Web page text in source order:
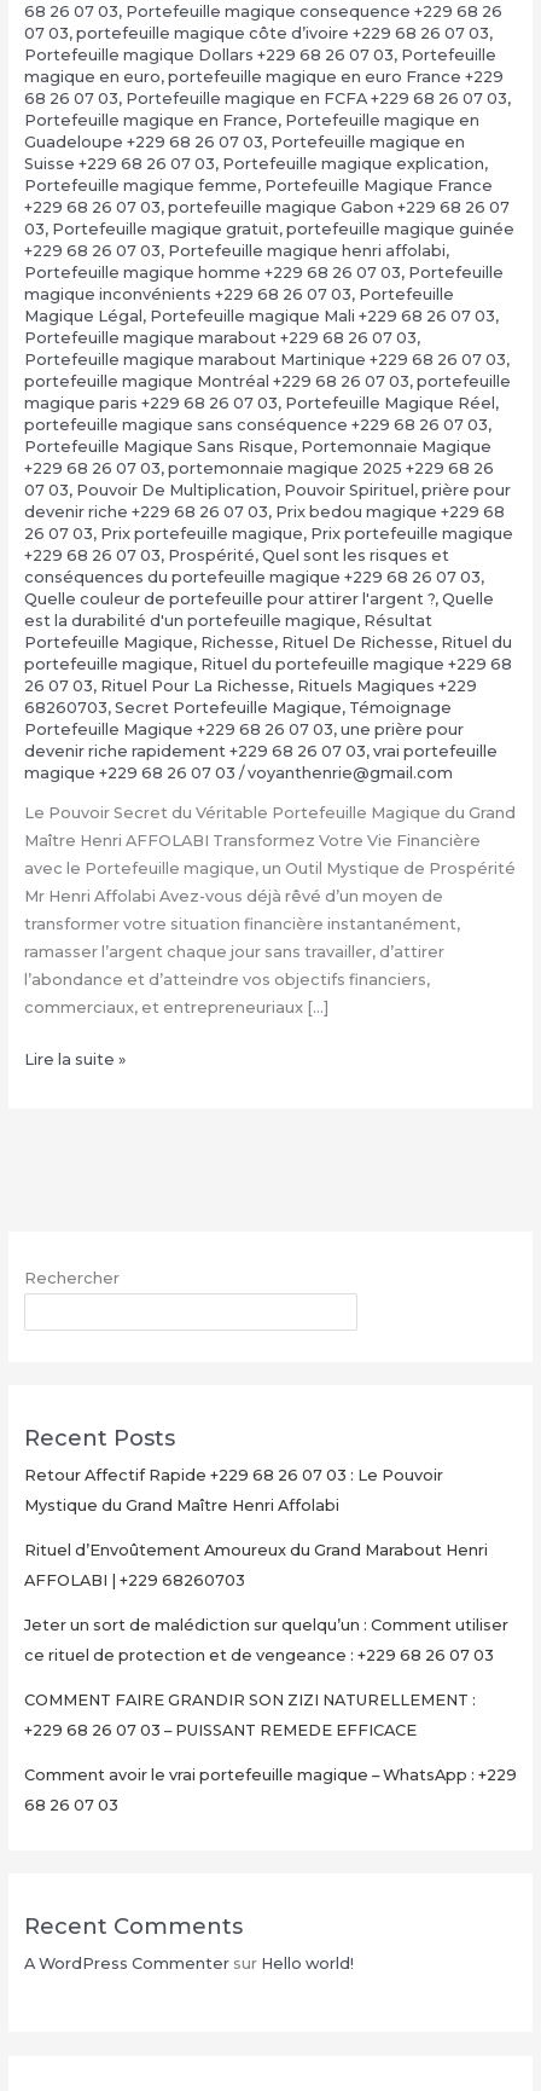
68 26 07 03, Portefeuille magique consequence +229 68 26
07 03, portefeuille magique côte d’ivoire +229 68 26 07 03,
Portefeuille magique Dollars +229 68 26 07 03, Portefeuille
magique en euro, portefeuille magique en euro France +229
68 26 07 03, Portefeuille magique en FCFA +229 68 26 07 03,
Portefeuille magique en France, Portefeuille magique en
Guadeloupe +229 68 26 07 03, Portefeuille magique en
Suisse +229 68 26 07 03, Portefeuille magique explication,
Portefeuille magique femme, Portefeuille Magique France
+229 68 26 07 03, portefeuille magique Gabon +229 68 26 07
03, Portefeuille magique gratuit, portefeuille magique guinée
+229 68 26 07 03, Portefeuille magique henri affolabi,
Portefeuille magique homme +229 68 26 07 03, Portefeuille
magique inconvénients +229 68 26 07 03, Portefeuille
Magique Légal, Portefeuille magique Mali +229 68 26 07 03,
Portefeuille magique marabout +229 68 26 07 03,
Portefeuille magique marabout Martinique +229 68 26 07 03,
portefeuille magique Montréal +229 68 26 07 03, portefeuille
magique paris +229 68 26 07 03, Portefeuille Magique Réel,
portefeuille magique sans conséquence +229 68 26 07 03,
Portefeuille Magique Sans Risque, Portemonnaie Magique
+229 68 26 07 03, portemonnaie magique 2025 +229 68 26
07 03, Pouvoir De Multiplication, Pouvoir Spirituel, prière pour
devenir riche +229 68 26 07 03, Prix bedou magique +229 68
26 07 03, Prix portefeuille magique, Prix portefeuille magique
+229 68 26 07 03, Prospérité, Quel sont les risques et
conséquences du portefeuille magique +229 68 26 07 03,
Quelle couleur de portefeuille pour attirer l'argent ?, Quelle
est la durabilité d'un portefeuille magique, Résultat
Portefeuille Magique, Richesse, Rituel De Richesse, Rituel du
portefeuille magique, Rituel du portefeuille magique +229 68
26 07 03, Rituel Pour La Richesse, Rituels Magiques +229
68260703, Secret Portefeuille Magique, Témoignage
Portefeuille Magique +229 68 26 07 03, une prière pour
devenir riche rapidement +229 68 26 07 03, vrai portefeuille
magique +229 68 26 07 03 /voyanthenrie@gmail.com
Le Pouvoir Secret du Véritable Portefeuille Magique du Grand
Maître Henri AFFOLABI Transformez Votre Vie Financière
avec le Portefeuille magique, un Outil Mystique de Prospérité
Mr Henri Affolabi Avez-vous déjà rêvé d’un moyen de
transformer votre situation financière instantanément,
ramasser l’argent chaque jour sans travailler, d’attirer
l’abondance et d’atteindre vos objectifs financiers,
commerciaux, et entrepreneuriaux […]
Comment
:
68
Lire la suite »
Rechercher
Recent Posts
Retour Affectif Rapide +229 68 26 07 03 : Le Pouvoir
Mystique du Grand Maître Henri Affolabi
Rituel d’Envoûtement Amoureux du Grand Marabout Henri
AFFOLABI | +229 68260703
Jeter un sort de malédiction sur quelqu’un : Comment utiliser
ce rituel de protection et de vengeance : +229 68 26 07 03
COMMENT FAIRE GRANDIR SON ZIZI NATURELLEMENT :
+229 68 26 07 03 – PUISSANT REMEDE EFFICACE
Comment avoir le vrai portefeuille magique – WhatsApp : +229
68 26 07 03
Recent Comments
A WordPress Commentersur Hello world!